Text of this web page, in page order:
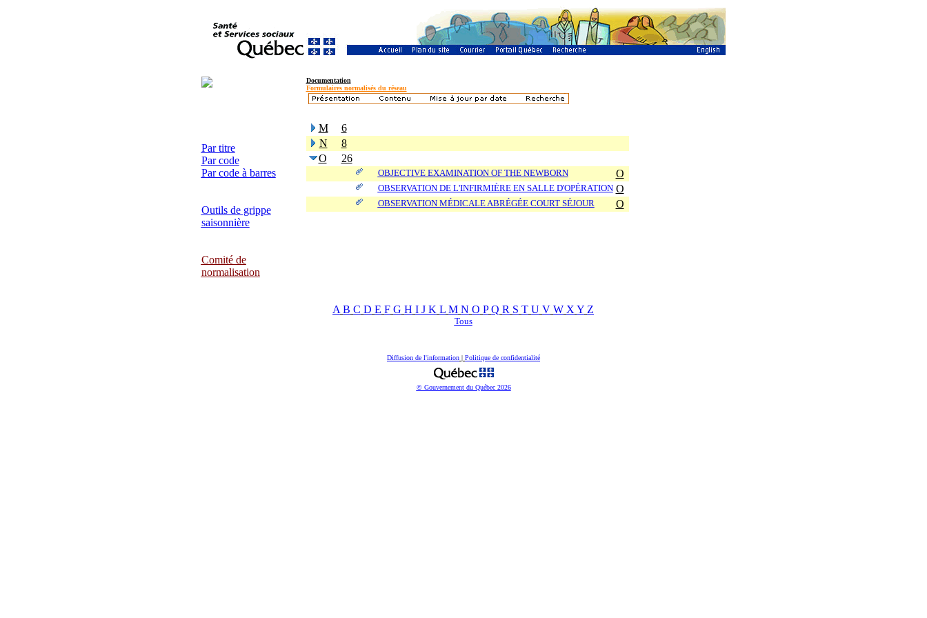
Documentation
Formulaires normalisés du réseau
Par titre
Par code
Par code à barres
Outils de grippe
saisonnière
Comité de
normalisation
M
6
N
8
O
26
OBJECTIVE EXAMINATION OF THE NEWBORN O
OBSERVATION DE L'INFIRMIÈRE EN SALLE D'OPÉRATION O
OBSERVATION MÉDICALE ABRÉGÉE COURT SÉJOUR O
A B C D E F G H I J K L M N O P Q R S T U V W X Y Z
Tous
Diffusion de l'information | Politique de confidentialité
© Gouvernement du Québec 2026